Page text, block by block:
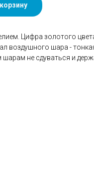
Цифра золотого
воздушного шара -
не сдуваться и